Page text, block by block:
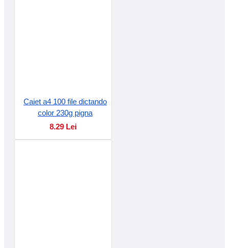
Caiet a4 100 file dictando
color 230g pigna
8.29 Lei